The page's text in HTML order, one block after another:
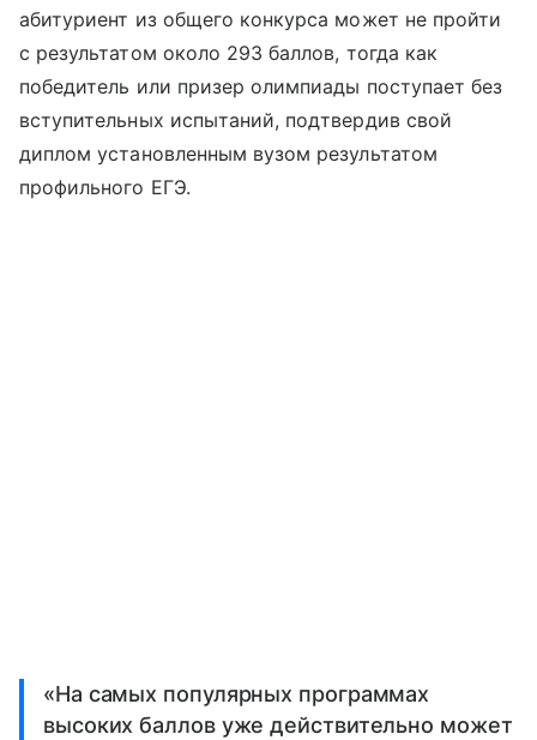
абитуриент из общего конкурса может не пройти
с результатом около 293 баллов, тогда как
победитель или призер олимпиады поступает без
вступительных испытаний, подтвердив свой
диплом установленным вузом результатом
профильного ЕГЭ.
«На самых популярных программах
высоких баллов уже действительно может